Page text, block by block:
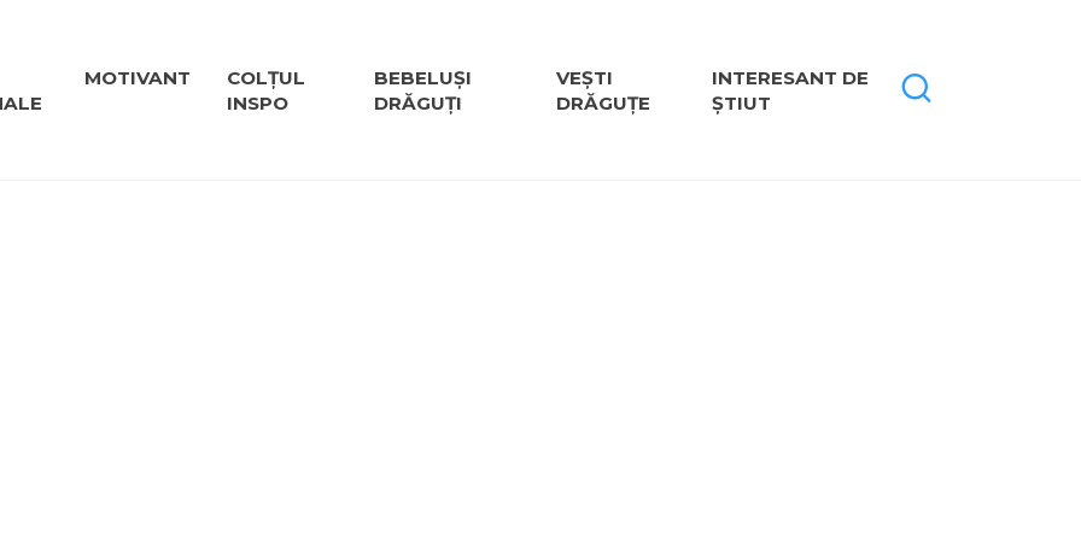
MOTIVANT
COLȚUL
INSPO
BEBELUȘI
DRĂGUȚI
VEȘTI
DRĂGUȚE
INTERESANT DE
ȘTIUT